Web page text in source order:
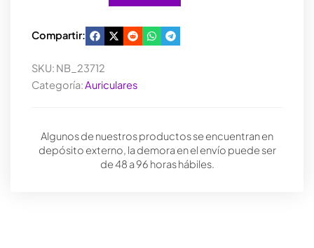
Compartir:
SKU: NB_23712
Categoría:Auriculares
Algunos de nuestros productos se encuentran en
depósito externo, la demora en el envío puede ser
de 48 a 96 horas hábiles.